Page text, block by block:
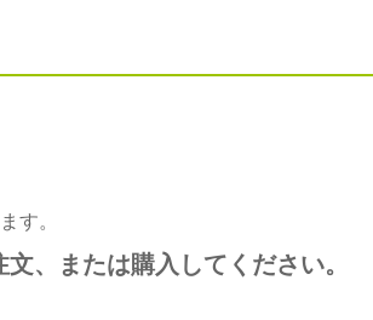
す。
、または購入してください。